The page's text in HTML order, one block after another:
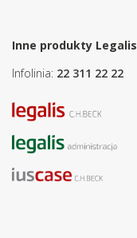
Inne produkty Legalis
Infolinia: 22 311 22 22